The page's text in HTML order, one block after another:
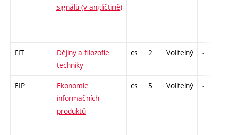
signálů (v angličtině)
FIT
Dějiny a filozofie
techniky
cs 2 Volitelný -
EIP
Ekonomie
informačních
produktů
cs 5 Volitelný -